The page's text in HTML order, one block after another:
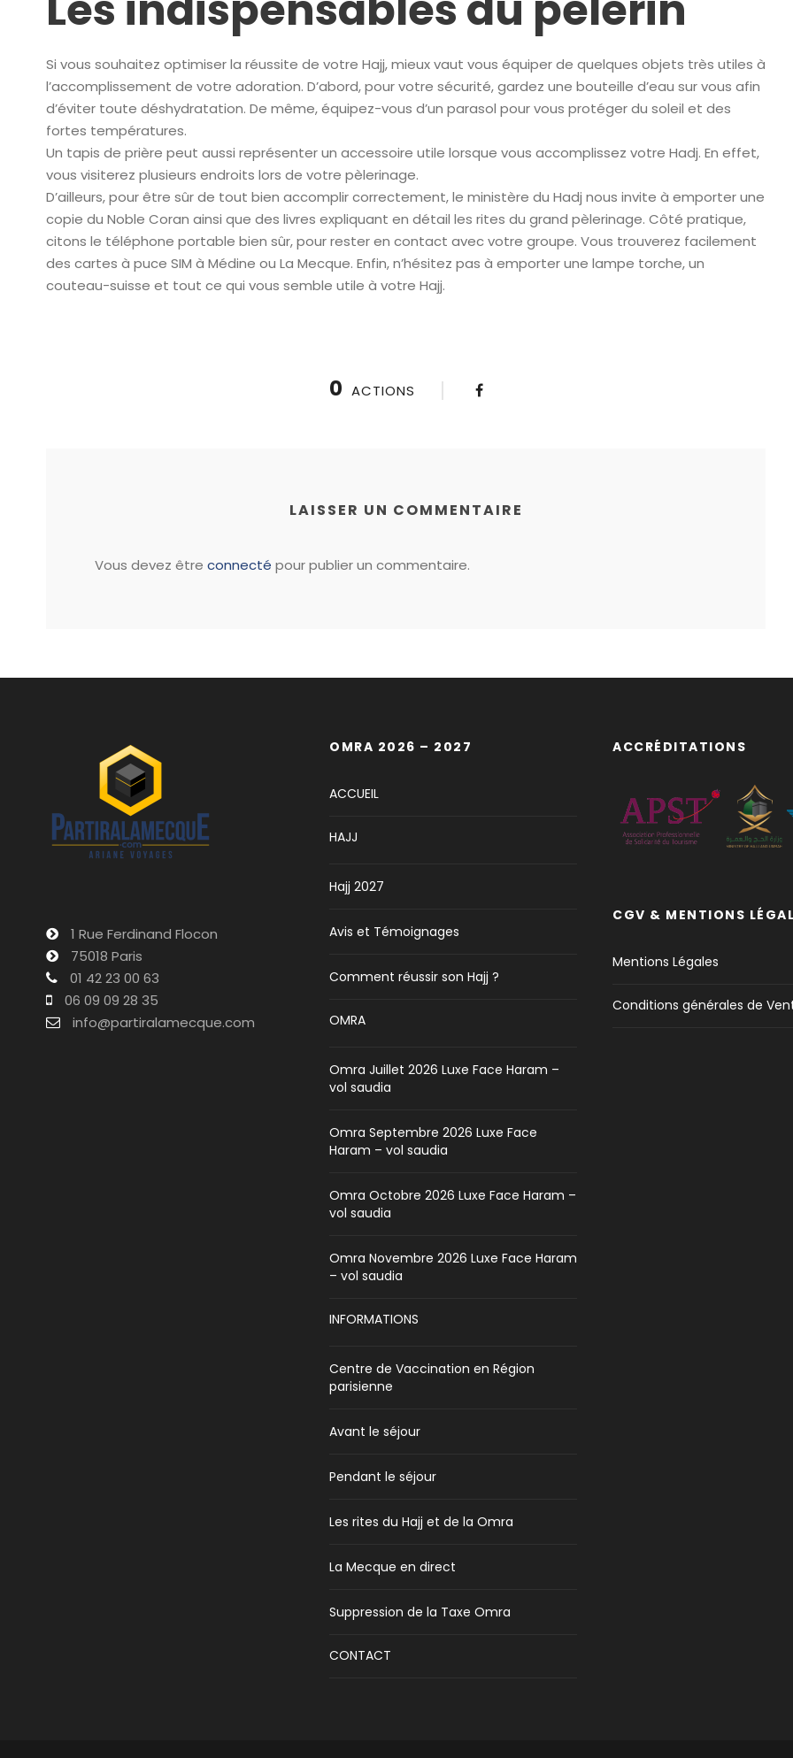
Si vous souhaitez optimiser la réussite de votre Hajj, mieux vaut vous équiper de quelques objets très utiles à
l’accomplissement de votre adoration. D’abord, pour votre sécurité, gardez une bouteille d’eau sur vous afin
d’éviter toute déshydratation. De même, équipez-vous d’un parasol pour vous protéger du soleil et des
fortes températures.
Un tapis de prière peut aussi représenter un accessoire utile lorsque vous accomplissez votre Hadj. En effet,
vous visiterez plusieurs endroits lors de votre pèlerinage.
D’ailleurs, pour être sûr de tout bien accomplir correctement, le ministère du Hadj nous invite à emporter une
copie du Noble Coran ainsi que des livres expliquant en détail les rites du grand pèlerinage. Côté pratique,
citons le téléphone portable bien sûr, pour rester en contact avec votre groupe. Vous trouverez facilement
des cartes à puce SIM à Médine ou La Mecque. Enfin, n’hésitez pas à emporter une lampe torche, un
couteau-suisse et tout ce qui vous semble utile à votre Hajj.
0 ACTIONS
LAISSER UN COMMENTAIRE
Vous devez être connecté pour publier un commentaire.
1 Rue Ferdinand Flocon
75018 Paris
01 42 23 00 63
06 09 09 28 35
info@partiralamecque.com
OMRA 2026 – 2027
ACCUEIL
HAJJ
Hajj 2027
Avis et Témoignages
Comment réussir son Hajj ?
OMRA
Omra Juillet 2026 Luxe Face Haram –
vol saudia
Omra Septembre 2026 Luxe Face
Haram – vol saudia
Omra Octobre 2026 Luxe Face Haram –
vol saudia
Omra Novembre 2026 Luxe Face Haram
– vol saudia
INFORMATIONS
Centre de Vaccination en Région
parisienne
Avant le séjour
Pendant le séjour
Les rites du Hajj et de la Omra
La Mecque en direct
Suppression de la Taxe Omra
CONTACT
ACCRÉDITATIONS
CGV & MENTIONS
Mentions Légales
Conditions générales de